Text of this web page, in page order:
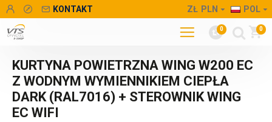
KONTAKT ZŁ PLN POL
0 0
KURTYNA POWIETRZNA WING W200 EC
Z WODNYM WYMIENNIKIEM CIEPŁA
DARK (RAL7016) + STEROWNIK WING
EC WIFI